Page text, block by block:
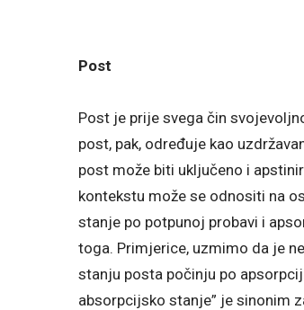
Post
Post je prije svega čin
post, pak, određuje kao
post može biti uključeno i
kontekstu može se odnositi na
stanje po potpunoj probavi i
toga. Primjerice, uzmimo da je
stanju posta počinju po
absorpcijsko stanje” je sinonim